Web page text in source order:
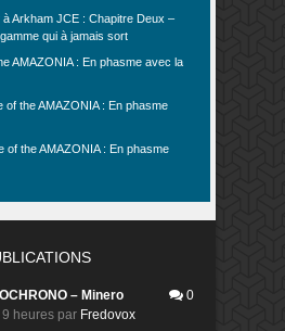
Arkham JCE : Chapitre Deux –
qui à jamais sort
AMAZONIA : En phasme avec la
of the AMAZONIA : En phasme
of the AMAZONIA : En phasme
– Minero
9 heures par Fredovox
0